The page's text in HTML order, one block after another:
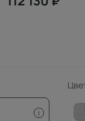
i